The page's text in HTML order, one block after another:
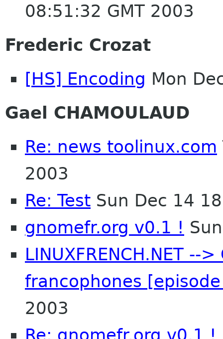
08:51:32 GMT 2003
Frederic Crozat
[HS] Encoding Mon
Gael CHAMOULAUD
Re: news toolinux.com
2003
Re: Test Sun Dec 14
gnomefr.org v0.1 !
LINUXFRENCH.NET --
francophones
2003
Re: gnomefr.org v0.1 !